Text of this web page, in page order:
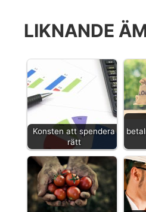
LIKNANDE
Konsten att spendera
rätt